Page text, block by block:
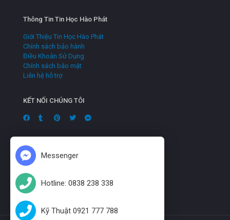
Thông Tin Tin Học Hào Phát
Giới Thiệu Tin Học Hào Phát
Chính sách bảo hành
Điều Khoản Sử Dụng
Chính sách bảo mật
Liên hệ hỗ trợ
KẾT NỐI CHÚNG TÔI
Messenger
Hotline: 0838 238 338
Kỹ Thuật 0921 777 788